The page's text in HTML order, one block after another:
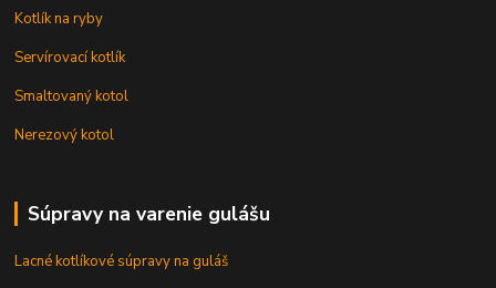
Kotlík na ryby
Servírovací kotlík
Smaltovaný kotol
Nerezový kotol
Súpravy na varenie gulášu
Lacné kotlíkové súpravy na guláš